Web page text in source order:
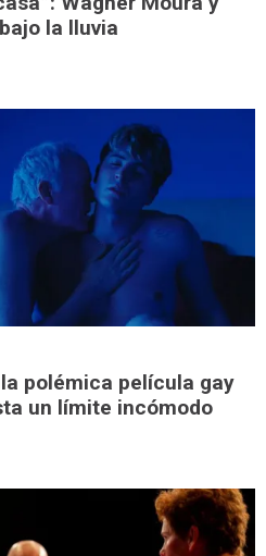
la lluvia
polémica película gay
un límite incómodo